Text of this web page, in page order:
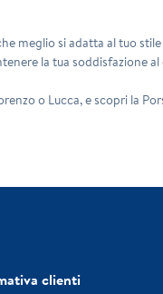
meglio si adatta al tuo
la tua soddisfazione
o Lucca, e scopri la
clienti